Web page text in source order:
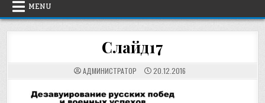
MENU
Слайд17
АДМИНИСТРАТОР 20.12.2016